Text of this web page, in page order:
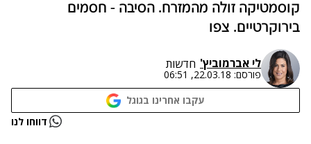
קוסמטיקה זולה מהמזרח. הסיבה - חסמים
בירוקרטיים. צפו
לי אברמוביץ' חדשות
פורסם: 22.03.18, 06:51
עקבו אחרינו בגוגל
נתקלנו בבעיה דווחו לנו